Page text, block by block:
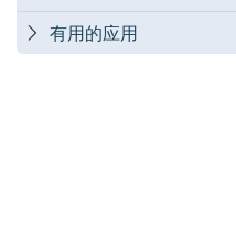
 有用的应用